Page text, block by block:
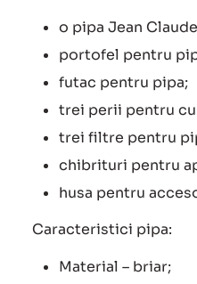
o pipa Jean
portofel pentru
futac pentru pipa;
trei perii pentru
trei filtre pentru
chibrituri pentru
husa pentru
Caracteristici pipa:
Material – briar;